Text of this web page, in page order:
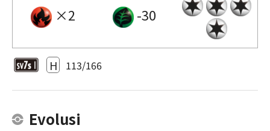
×2 -30
H 113/166
Evolusi